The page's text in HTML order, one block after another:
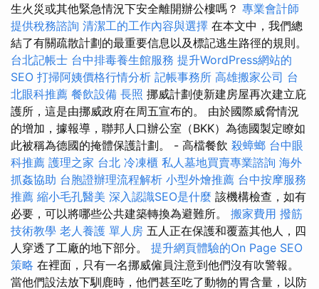
生火災或其他緊急情況下安全離開辦公樓嗎？ 專業會計師
提供稅務諮詢 清潔工的工作內容與選擇 在本文中，我們總
結了有關疏散計劃的最重要信息以及標記逃生路徑的規則。
台北記帳士 台中排毒養生館服務 提升WordPress網站的
SEO 打掃阿姨價格行情分析 記帳事務所 高雄搬家公司 台
北眼科推薦 餐飲設備 長照 挪威計劃使新建房屋再次建立庇
護所，這是由挪威政府在周五宣布的。 由於國際威脅情況
的增加，據報導，聯邦人口辦公室（BKK）為德國製定瞭如
此被稱為德國的掩體保護計劃。 - 高檔餐飲 殺蟑螂 台中眼
科推薦 護理之家 台北 冷凍櫃 私人墓地買賣專業諮詢 海外
抓姦協助 台胞證辦理流程解析 小型外燴推薦 台中按摩服務
推薦 縮小毛孔醫美 深入認識SEO是什麼 該機構檢查，如有
必要，可以將哪些公共建築轉換為避難所。 搬家費用 撥筋
技術教學 老人養護 單人房 五人正在保護和覆蓋其他人，四
人穿透了工廠的地下部分。 提升網頁體驗的On Page SEO
策略 在裡面，只有一名挪威僱員注意到他們沒有吹警報。
當他們設法放下馴鹿時，他們甚至吃了動物的胃含量，以防